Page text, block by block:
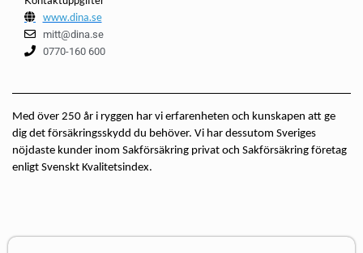
www.dina.se
mitt@dina.se
0770-160 600
Med över 250 år i ryggen har vi erfarenheten och kunskapen att ge
dig det försäkringsskydd du behöver. Vi har dessutom Sveriges
nöjdaste kunder inom Sakförsäkring privat och Sakförsäkring företag
enligt Svenskt Kvalitetsindex.